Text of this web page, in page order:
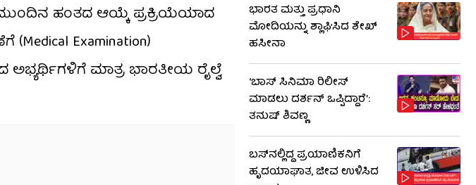
ಮುಂದಿನ ಹಂತದ ಆಯ್ಕೆ ಪ್ರಕ್ರಿಯೆಯಾದ
Examination)
ಮಾತ್ರ ಭಾರತೀಯ ರೈಲ್ವೆ
ಭಾರತ ಮತ್ತು ಪ್ರಧಾನಿ
ಮೋದಿಯನ್ನು ಶ್ಲಾಘಿಸಿದ ಶೇಖ್
ಹಸೀನಾ
‘ಬಾಸ್ ಸಿನಿಮಾ ರಿಲೀಸ್
ಮಾಡಲು ದರ್ಶನ್ ಒಪ್ಪಿದ್ದಾರೆ’:
ತನುಷ್ ಶಿವಣ್ಣ
ಬಸ್‌ನಲ್ಲಿದ್ದ ಪ್ರಯಾಣಿಕನಿಗೆ
ಹೃದಯಾಘಾತ, ಜೀವ ಉಳಿಸಿದ